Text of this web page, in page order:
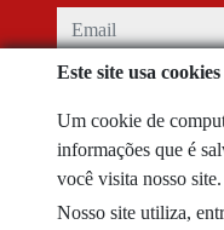
email
mensagem
Este site usa cookies
Um cookie de
informações que é
você visita nosso site.
Nosso site utiliza,